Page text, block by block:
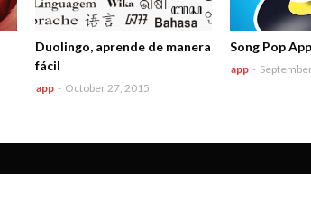
Duolingo, aprende de manera
fácil
app - October 27, 2015
Song Pop App
app -